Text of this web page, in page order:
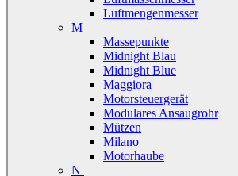
Luftmengenmesser
M
Massepunkte
Midnight Blau
Midnight Blue
Maggiora
Motorsteuergerät
Modulares Ansaugrohr
Mützen
Milano
Motorhaube
N